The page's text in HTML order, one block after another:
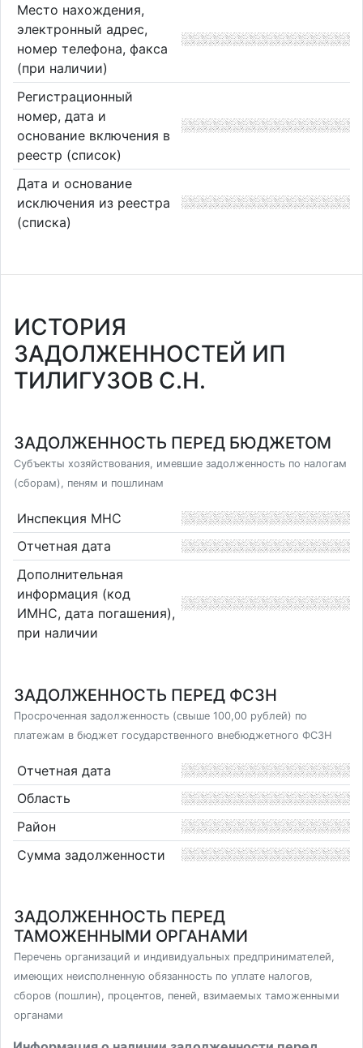
Место нахождения,
электронный адрес,
номер телефона, факса
(при наличии)
Регистрационный
номер, дата и
основание включения в
реестр (список)
Дата и основание
исключения из реестра
(списка)
ИСТОРИЯ
ЗАДОЛЖЕННОСТЕЙ ИП
ТИЛИГУЗОВ С.Н.
ЗАДОЛЖЕННОСТЬ ПЕРЕД БЮДЖЕТОМ
Субъекты хозяйствования, имевшие задолженность по налогам
(сборам), пеням и пошлинам
Инспекция МНС
Отчетная дата
Дополнительная
информация (код
ИМНС, дата погашения),
при наличии
ЗАДОЛЖЕННОСТЬ ПЕРЕД ФСЗН
Просроченная задолженность (свыше 100,00 рублей) по
платежам в бюджет государственного внебюджетного ФСЗН
Отчетная дата
Область
Район
Сумма задолженности
ЗАДОЛЖЕННОСТЬ ПЕРЕД
ТАМОЖЕННЫМИ ОРГАНАМИ
Перечень организаций и индивидуальных предпринимателей,
имеющих неисполненную обязанность по уплате налогов,
сборов (пошлин), процентов, пеней, взимаемых таможенными
органами